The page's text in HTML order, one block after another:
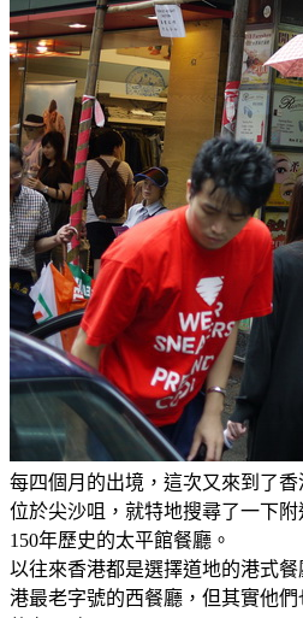
每四個月的出境，這次又來到了
位於尖沙咀，就特地搜尋了一下
150年歷史的太平館餐廳。
以往來香港都是選擇道地的港式
港最老字號的西餐廳，但其實他